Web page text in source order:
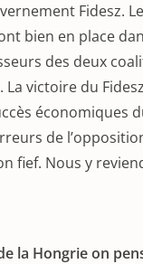
Fidesz.
bien en place
des deux
victoire du
économiques
de
fief. Nous y
la Hongrie on